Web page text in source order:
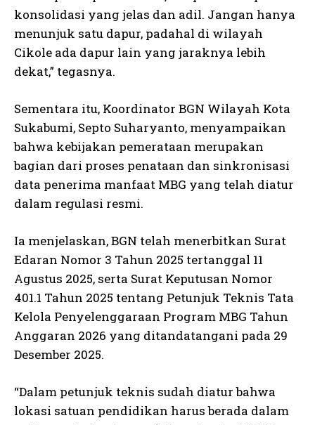
konsolidasi yang jelas dan adil. Jangan hanya
menunjuk satu dapur, padahal di wilayah
Cikole ada dapur lain yang jaraknya lebih
dekat,” tegasnya.
Sementara itu, Koordinator BGN Wilayah Kota
Sukabumi, Septo Suharyanto, menyampaikan
bahwa kebijakan pemerataan merupakan
bagian dari proses penataan dan sinkronisasi
data penerima manfaat MBG yang telah diatur
dalam regulasi resmi.
Ia menjelaskan, BGN telah menerbitkan Surat
Edaran Nomor 3 Tahun 2025 tertanggal 11
Agustus 2025, serta Surat Keputusan Nomor
401.1 Tahun 2025 tentang Petunjuk Teknis Tata
Kelola Penyelenggaraan Program MBG Tahun
Anggaran 2026 yang ditandatangani pada 29
Desember 2025.
“Dalam petunjuk teknis sudah diatur bahwa
lokasi satuan pendidikan harus berada dalam